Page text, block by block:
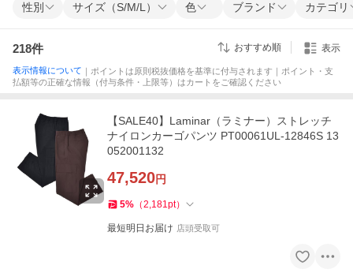
性別 サイズ（S/M/L） 色 ブランド カテゴリ
218件 おすすめ順 表示
表示情報について ｜ポイントは原則税抜価格を基準に付与されます｜ポイント・支
払額等の正確な情報（付与条件・上限等）はカートをご確認ください
【SALE40】Laminar（ラミナー）ストレッチ
ナイロンカーゴパンツ PT00061UL-12846S 13
052001132
47,520円
5% （2,181pt）
最短明日お届け 店頭受取可